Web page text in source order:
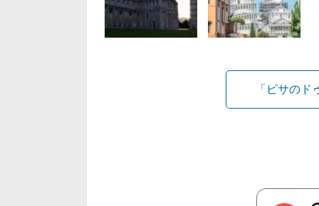
「ピサの